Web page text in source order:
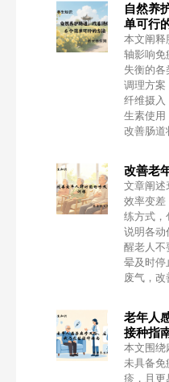
自然养
单可行
本文阐释
轴影响免
失衡的
调理方案
纤维摄入
生素使用
改善肠道
改善老
文章阐述
效率变差
练方式，
说明各动
醒老人不
晕及时停
废气，改
老年人
接种指
本文围绕
未具备免
疹，且更